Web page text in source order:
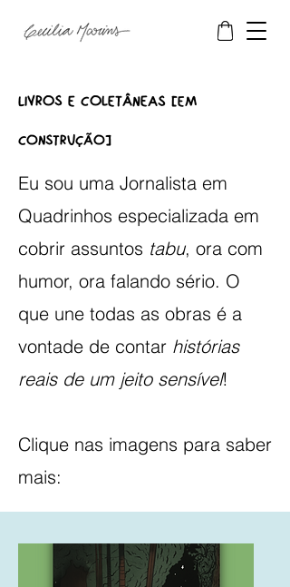
Livros e coletÂNEAS [em
construção]
Eu sou uma Jornalista em
Quadrinhos especializada em
cobrir assuntos tabu, ora com
humor, ora falando sério. O
que une todas as obras é a
vontade de contar histórias
reais de um jeito sensível!
Clique nas imagens para saber
mais: